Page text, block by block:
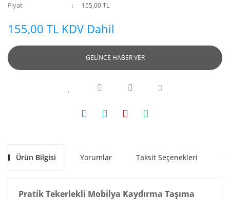
Fiyat 155,00 TL
155,00 TL KDV Dahil
GELİNCE HABER VER
Ürün Bilgisi Yorumlar Taksit Seçenekleri
Pratik Tekerlekli Mobilya Kaydırma Taşıma